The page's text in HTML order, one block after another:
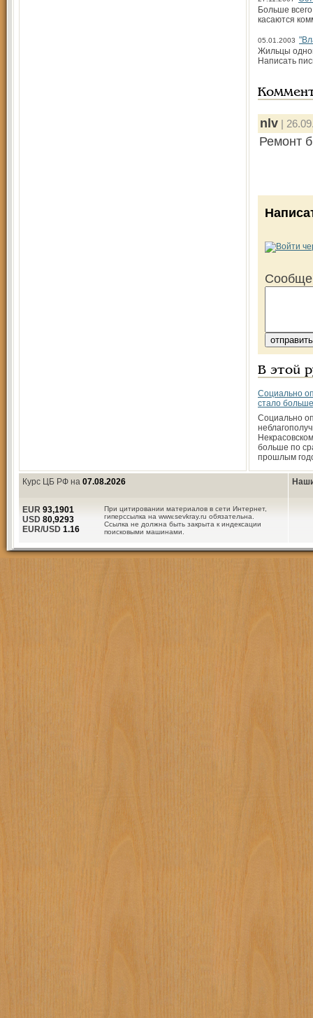
Больше
касаются
05.01.2003
Жильцы
Написать
nlv |
Ремонт
В этой
Социально
стало больше
Социально
больше по
прошлым
Курс ЦБ РФ на 07.08.2026
При цитировании материалов в сети Интернет,
гиперссылка на www.sevkray.ru обязательна.
Ссылка не должна быть закрыта к индексации
поисковыми машинами.
EUR 93,1901
USD 80,9293
EUR/USD 1.16